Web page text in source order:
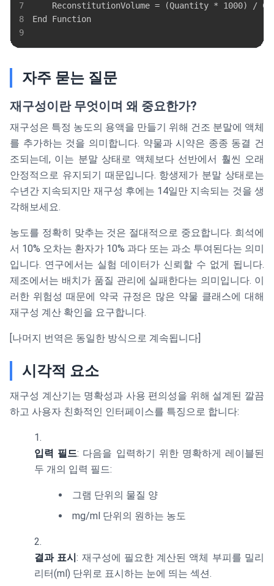
7
8
9
자주 묻는 질문
재구성이란 무엇이며 왜 중요한가?
재구성은 특정 농도의 용액을 만들기 위해 건조 분말에 액체
를 추가하는 것을 의미합니다. 약물과 시약은 종종 동결 건
조되는데, 이는 분말 상태로 액체보다 선반에서 훨씬 오래
안정적으로 유지되기 때문입니다. 항생제가 분말 상태로는
수년간 지속되지만 재구성 후에는 14일만 지속되는 것을 생
각해보세요.
농도를 정확히 맞추는 것은 절대적으로 중요합니다. 희석에
서 10% 오차는 환자가 10% 과다 또는 과소 투여된다는 의미
입니다. 연구에서는 실험 데이터가 신뢰할 수 없게 됩니다.
제조에서는 배치가 품질 관리에 실패한다는 의미입니다. 이
러한 위험성 때문에 약국 규정은 많은 약물 클래스에 대해
재구성 계산 확인을 요구합니다.
[나머지 번역은 동일한 방식으로 계속됩니다]
시각적 요소
재구성 계산기는 명확성과 사용 편의성을 위해 설계된 깔끔
하고 사용자 친화적인 인터페이스를 특징으로 합니다:
입력 필드: 다음을 입력하기 위한 명확하게 레이블된
두 개의 입력 필드:
그램 단위의 물질 양
mg/ml 단위의 원하는 농도
결과 표시: 재구성에 필요한 계산된 액체 부피를 밀리
리터(ml) 단위로 표시하는 눈에 띄는 섹션.